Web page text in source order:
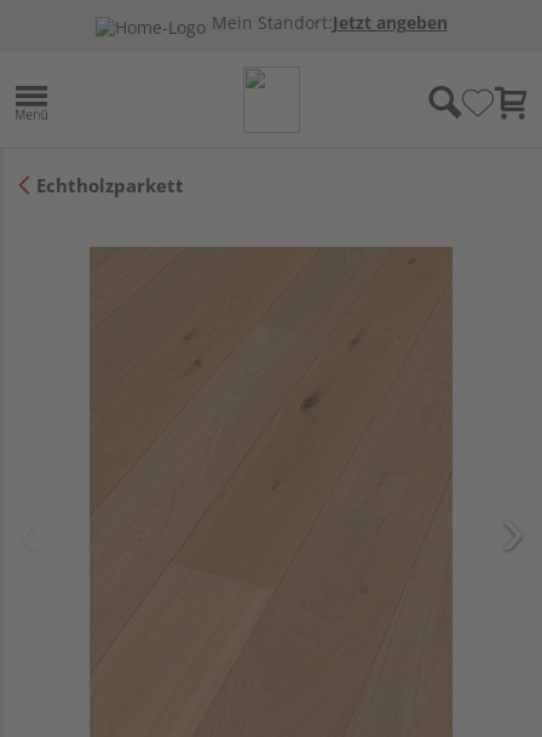
Mein Standort:Jetzt angeben
Echtholzparkett